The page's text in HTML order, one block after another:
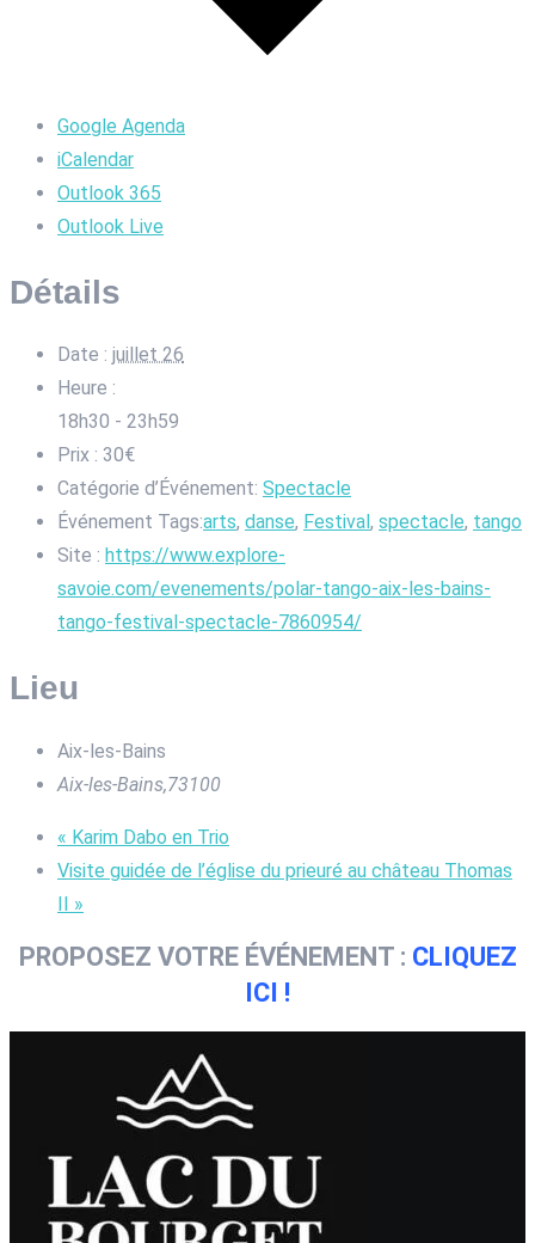
Google Agenda
iCalendar
Outlook 365
Outlook Live
Détails
Date : juillet 26
Heure :
18h30 - 23h59
Prix : 30€
Catégorie d’Événement: Spectacle
Événement Tags:arts, danse, Festival , spectacle, tango
Site : https://www.explore-
savoie.com/evenements/polar-tango-aix-les-bains-
tango-festival-spectacle-7860954/
Lieu
Aix-les-Bains
Aix-les-Bains,73100
« Karim Dabo en Trio
Visite guidée de l’église du prieuré au château Thomas
II »
PROPOSEZ VOTRE ÉVÉNEMENT : CLIQUEZ
ICI !